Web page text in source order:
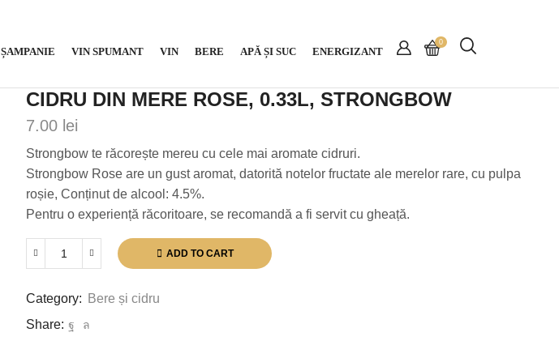
ȘAMPANIE VIN SPUMANT VIN BERE APĂ ȘI SUC ENERGIZANT
0
CIDRU DIN MERE ROSE, 0.33L, STRONGBOW
7.00 lei
Strongbow te răcorește mereu cu cele mai aromate cidruri.
Strongbow Rose are un gust aromat, datorită notelor fructate ale merelor rare, cu pulpa
roșie, Conținut de alcool: 4.5%.
Pentru o experiență răcoritoare, se recomandă a fi servit cu gheață.
Cidru
mere
Rose,
0.33L,
ADD TO CART
Category:
Bere și cidru
Share: